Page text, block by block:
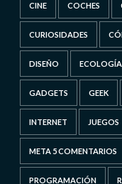
CINE COCHES
CURIOSIDADES
DISEÑO ECOLOGÍA
GADGETS GEEK
INTERNET JUEGOS
META 5 COMENTARIOS
PROGRAMACIÓN